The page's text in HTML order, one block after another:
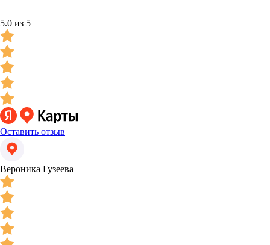
5.0 из 5
Оставить отзыв
Вероника Гузеева